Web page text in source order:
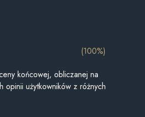
(100%)
końcowej, obliczanej na
opinii użytkowników z różnych